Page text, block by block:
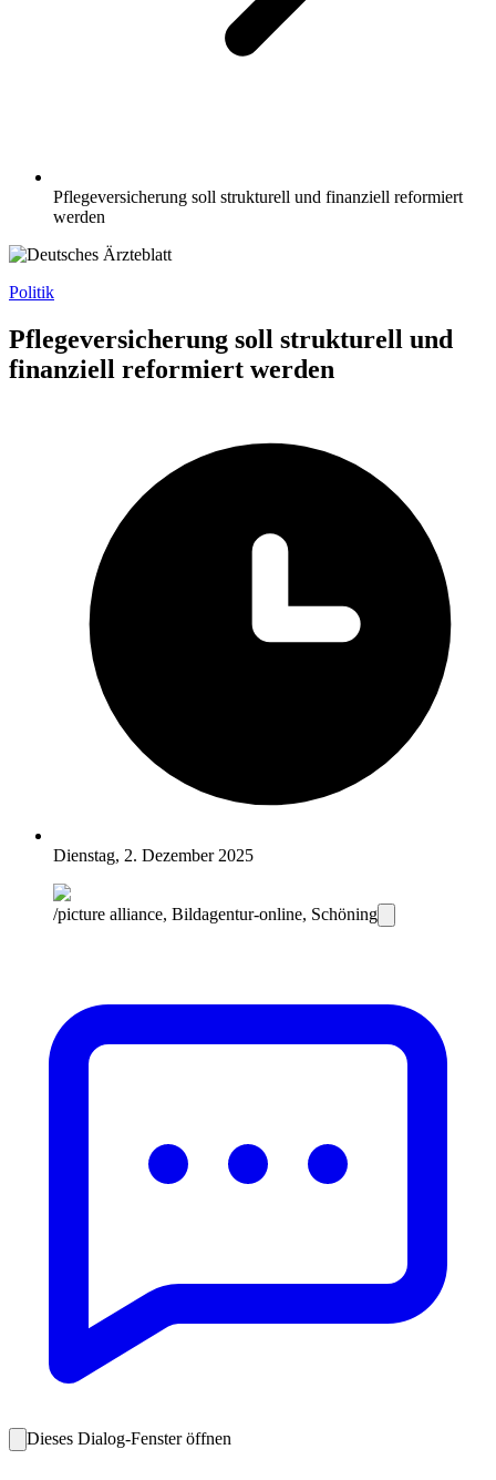
Pflegeversicherung soll strukturell und finanziell reformiert
werden
Politik
Pflegeversicherung soll strukturell und
finanziell reformiert werden
Dienstag, 2. Dezember 2025
/picture alliance, Bildagentur-online, Schöning
Dieses Dialog-Fenster öffnen